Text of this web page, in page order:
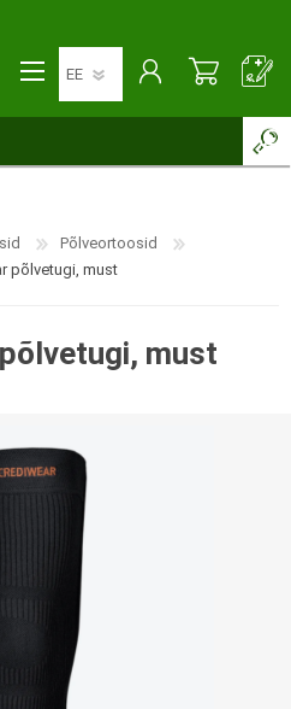
Põlveortoosid
põlvetugi, must
must